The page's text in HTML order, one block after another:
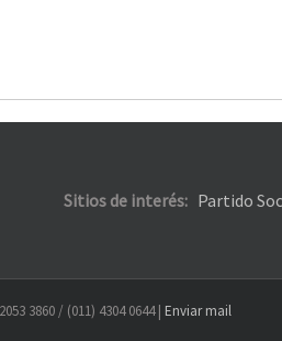
Sitios de interés: Partido
3860 / (011) 4304 0644 | Enviar mail